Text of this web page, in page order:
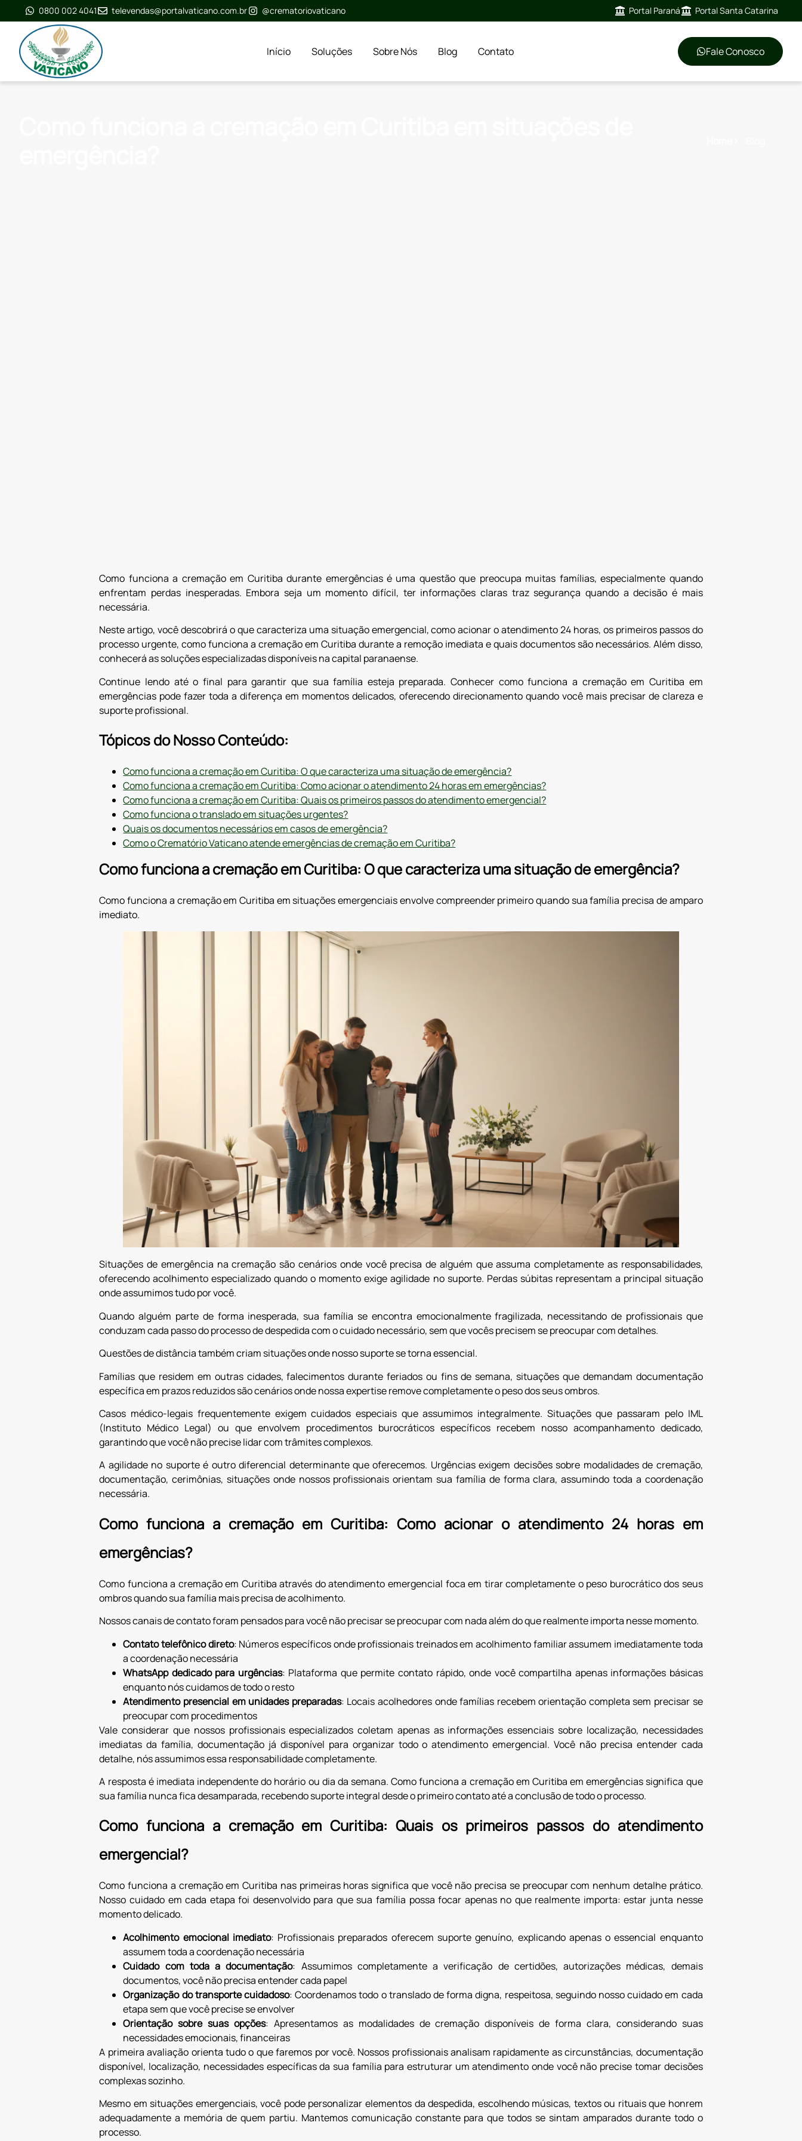
0800 002 4041 televendas@portalvaticano.com.br @crematoriovaticano Portal Paraná Portal Santa Catarina
Início Soluções Sobre Nós Blog Contato Fale Conosco
Como funciona a cremação em Curitiba durante emergências é uma questão que preocupa muitas famílias, especialmente quando
enfrentam perdas inesperadas. Embora seja um momento difícil, ter informações claras traz segurança quando a decisão é mais
necessária.
Neste artigo, você descobrirá o que caracteriza uma situação emergencial, como acionar o atendimento 24 horas, os primeiros passos do
processo urgente, como funciona a cremação em Curitiba durante a remoção imediata e quais documentos são necessários. Além disso,
conhecerá as soluções especializadas disponíveis na capital paranaense.
Continue lendo até o final para garantir que sua família esteja preparada. Conhecer como funciona a cremação em Curitiba em
emergências pode fazer toda a diferença em momentos delicados, oferecendo direcionamento quando você mais precisar de clareza e
suporte profissional.
Tópicos do Nosso Conteúdo:
Como funciona a cremação em Curitiba: O que caracteriza uma situação de emergência?
Como funciona a cremação em Curitiba: Como acionar o atendimento 24 horas em emergências?
Como funciona a cremação em Curitiba: Quais os primeiros passos do atendimento emergencial?
Como funciona o translado em situações urgentes?
Quais os documentos necessários em casos de emergência?
Como o Crematório Vaticano atende emergências de cremação em Curitiba?
Como funciona a cremação em Curitiba: O que caracteriza uma situação de emergência?
Como funciona a cremação em Curitiba em situações emergenciais envolve compreender primeiro quando sua família precisa de amparo
imediato.
Situações de emergência na cremação são cenários onde você precisa de alguém que assuma completamente as responsabilidades,
oferecendo acolhimento especializado quando o momento exige agilidade no suporte. Perdas súbitas representam a principal situação
onde assumimos tudo por você.
Quando alguém parte de forma inesperada, sua família se encontra emocionalmente fragilizada, necessitando de profissionais que
conduzam cada passo do processo de despedida com o cuidado necessário, sem que vocês precisem se preocupar com detalhes.
Questões de distância também criam situações onde nosso suporte se torna essencial.
Famílias que residem em outras cidades, falecimentos durante feriados ou fins de semana, situações que demandam documentação
específica em prazos reduzidos são cenários onde nossa expertise remove completamente o peso dos seus ombros.
Casos médico-legais frequentemente exigem cuidados especiais que assumimos integralmente. Situações que passaram pelo IML
(Instituto Médico Legal) ou que envolvem procedimentos burocráticos específicos recebem nosso acompanhamento dedicado,
garantindo que você não precise lidar com trâmites complexos.
A agilidade no suporte é outro diferencial determinante que oferecemos. Urgências exigem decisões sobre modalidades de cremação,
documentação, cerimônias, situações onde nossos profissionais orientam sua família de forma clara, assumindo toda a coordenação
necessária.
Como funciona a cremação em Curitiba: Como acionar o atendimento 24 horas em
emergências?
Como funciona a cremação em Curitiba através do atendimento emergencial foca em tirar completamente o peso burocrático dos seus
ombros quando sua família mais precisa de acolhimento.
Nossos canais de contato foram pensados para você não precisar se preocupar com nada além do que realmente importa nesse momento.
Contato telefônico direto: Números específicos onde profissionais treinados em acolhimento familiar assumem imediatamente toda
a coordenação necessária
WhatsApp dedicado para urgências: Plataforma que permite contato rápido, onde você compartilha apenas informações básicas
enquanto nós cuidamos de todo o resto
Atendimento presencial em unidades preparadas: Locais acolhedores onde famílias recebem orientação completa sem precisar se
preocupar com procedimentos
Vale considerar que nossos profissionais especializados coletam apenas as informações essenciais sobre localização, necessidades
imediatas da família, documentação já disponível para organizar todo o atendimento emergencial. Você não precisa entender cada
detalhe, nós assumimos essa responsabilidade completamente.
A resposta é imediata independente do horário ou dia da semana. Como funciona a cremação em Curitiba em emergências significa que
sua família nunca fica desamparada, recebendo suporte integral desde o primeiro contato até a conclusão de todo o processo.
Como funciona a cremação em Curitiba: Quais os primeiros passos do atendimento
emergencial?
Como funciona a cremação em Curitiba nas primeiras horas significa que você não precisa se preocupar com nenhum detalhe prático.
Nosso cuidado em cada etapa foi desenvolvido para que sua família possa focar apenas no que realmente importa: estar junta nesse
momento delicado.
Acolhimento emocional imediato: Profissionais preparados oferecem suporte genuíno, explicando apenas o essencial enquanto
assumem toda a coordenação necessária
Cuidado com toda a documentação: Assumimos completamente a verificação de certidões, autorizações médicas, demais
documentos, você não precisa entender cada papel
Organização do transporte cuidadoso: Coordenamos todo o translado de forma digna, respeitosa, seguindo nosso cuidado em cada
etapa sem que você precise se envolver
Orientação sobre suas opções: Apresentamos as modalidades de cremação disponíveis de forma clara, considerando suas
necessidades emocionais, financeiras
A primeira avaliação orienta tudo o que faremos por você. Nossos profissionais analisam rapidamente as circunstâncias, documentação
disponível, localização, necessidades específicas da sua família para estruturar um atendimento onde você não precise tomar decisões
complexas sozinho.
Mesmo em situações emergenciais, você pode personalizar elementos da despedida, escolhendo músicas, textos ou rituais que honrem
adequadamente a memória de quem partiu. Mantemos comunicação constante para que todos se sintam amparados durante todo o
processo.